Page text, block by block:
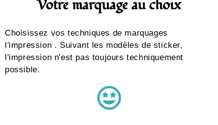
Votre marquage au choix
Choisissez vos techniques de marquages
l'impression . Suivant les modèles de sticker,
l'impression n'est pas toujours techniquement
possible.